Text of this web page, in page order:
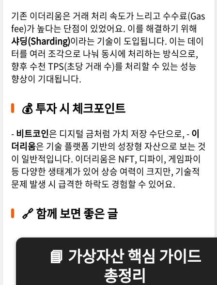
기존 이더리움은 거래 처리 속도가 느리고 수수료(Gas
fee)가 높다는 단점이 있었어요. 이를 해결하기 위해
샤딩(Sharding)이라는 기술이 도입됩니다. 이는 데이
터를 여러 조각으로 나눠 동시에 처리하는 방식으로,
향후 수천 TPS(초당 거래 수)를 처리할 수 있는 성능
향상이 기대됩니다.
💰 투자 시 체크포인트
-비트코인은 디지털 금처럼 가치 저장 수단으로, -이
더리움은 기술 플랫폼 기반의 성장형 자산으로 보는 것
이 일반적입니다. 이더리움은 NFT, 디파이, 게임파이
등 다양한 생태계가 있어 상승 여력이 크지만, 기술적
문제 발생 시 급격한 하락도 경험할 수 있어요.
🔗 함께 보면 좋은 글
📘 가상자산 핵심 가이드
총정리